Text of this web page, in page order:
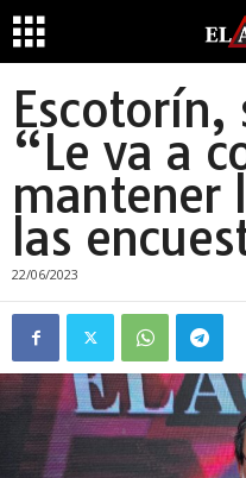
Escotorín,
“Le va a
mantener
las
22/06/2023